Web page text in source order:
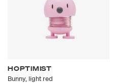
HOPTIMIST
Bunny, light red